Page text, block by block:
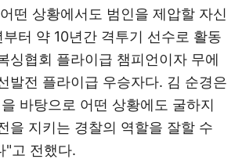
떤 상황에서도 범인을 제압할 자신
터 약 10년간 격투기 선수로 활동
싱협회 플라이급 챔피언이자 무에
발전 플라이급 우승자다. 김 순경은
바탕으로 어떤 상황에도 굴하지
을 지키는 경찰의 역할을 잘할 수
"고 전했다.